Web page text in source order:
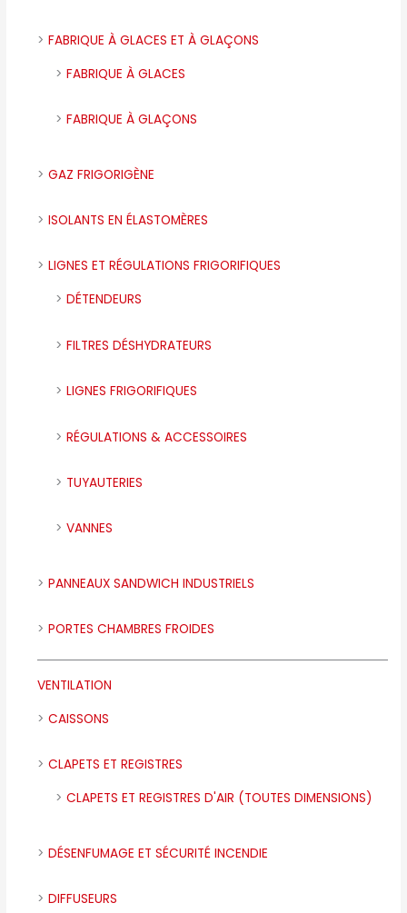
FABRIQUE À GLACES ET À GLAÇONS
FABRIQUE À GLACES
FABRIQUE À GLAÇONS
GAZ FRIGORIGÈNE
ISOLANTS EN ÉLASTOMÈRES
LIGNES ET RÉGULATIONS FRIGORIFIQUES
DÉTENDEURS
FILTRES DÉSHYDRATEURS
LIGNES FRIGORIFIQUES
RÉGULATIONS & ACCESSOIRES
TUYAUTERIES
VANNES
PANNEAUX SANDWICH INDUSTRIELS
PORTES CHAMBRES FROIDES
VENTILATION
CAISSONS
CLAPETS ET REGISTRES
CLAPETS ET REGISTRES D'AIR (TOUTES DIMENSIONS)
DÉSENFUMAGE ET SÉCURITÉ INCENDIE
DIFFUSEURS